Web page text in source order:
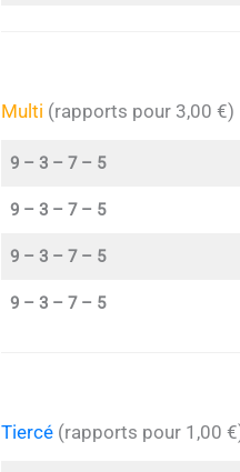
Multi (rapports pour 3,00 €)
9 – 3 – 7 – 5
9 – 3 – 7 – 5
9 – 3 – 7 – 5
9 – 3 – 7 – 5
Tiercé (rapports pour 1,00